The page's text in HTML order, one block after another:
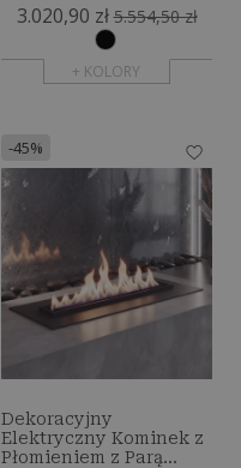
3.020,90 zł 5.554,50 zł
+ KOLORY
-45%
Dekoracyjny
Elektryczny Kominek z
Płomieniem z Parą